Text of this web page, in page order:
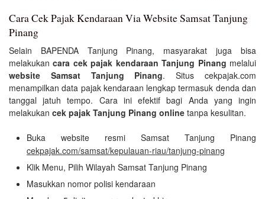
Cara Cek Pajak Kendaraan Via Website Samsat Tanjung
Pinang
Selain BAPENDA Tanjung Pinang, masyarakat juga bisa
melakukancara cek pajak kendaraan Tanjung Pinang melalui
website Samsat Tanjung Pinang. Situs cekpajak.com
menampilkan data pajak kendaraan lengkap termasuk denda dan
tanggal jatuh tempo. Cara ini efektif bagi Anda yang ingin
melakukan cek pajak Tanjung Pinang online tanpa kesulitan.
Buka website resmi Samsat Tanjung Pinang
cekpajak.com/samsat/kepulauan-riau/tanjung-pinang
Klik Menu, Pilih Wilayah Samsat Tanjung Pinang
Masukkan nomor polisi kendaraan